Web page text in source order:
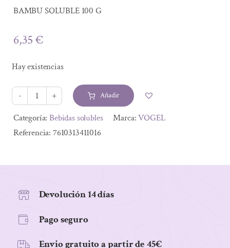
BAMBU SOLUBLE 100 G
6,35€
Hay existencias
BAMBU
SOLUBLE
100
Añadir
Alternative:
Categoría:Bebidas solubles Marca:VOGEL
Referencia: 7610313411016
Devolución 14 días
Pago seguro
Envio gratuito a partir de 45€